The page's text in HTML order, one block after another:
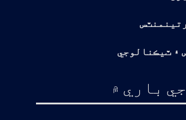
۽ ٽيڪنالوجي
باري ۾